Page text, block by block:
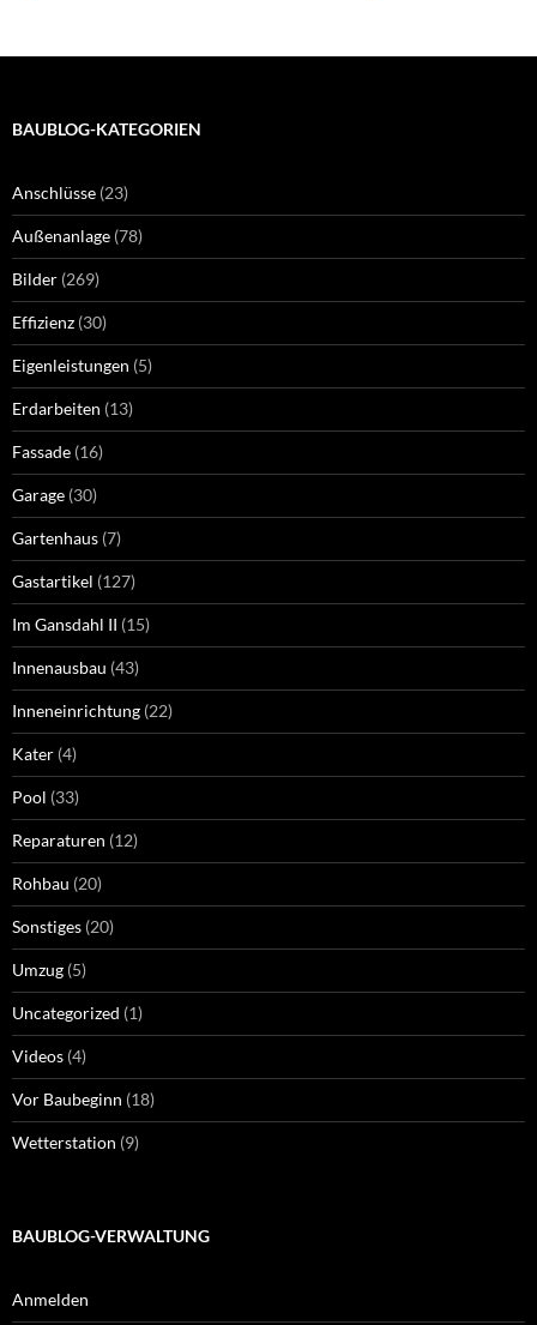
BAUBLOG-KATEGORIEN
Anschlüsse (23)
Außenanlage (78)
Bilder (269)
Effizienz (30)
Eigenleistungen (5)
Erdarbeiten (13)
Fassade (16)
Garage (30)
Gartenhaus (7)
Gastartikel (127)
Im Gansdahl II (15)
Innenausbau (43)
Inneneinrichtung (22)
Kater (4)
Pool (33)
Reparaturen (12)
Rohbau (20)
Sonstiges (20)
Umzug (5)
Uncategorized (1)
Videos (4)
Vor Baubeginn (18)
Wetterstation (9)
BAUBLOG-VERWALTUNG
Anmelden